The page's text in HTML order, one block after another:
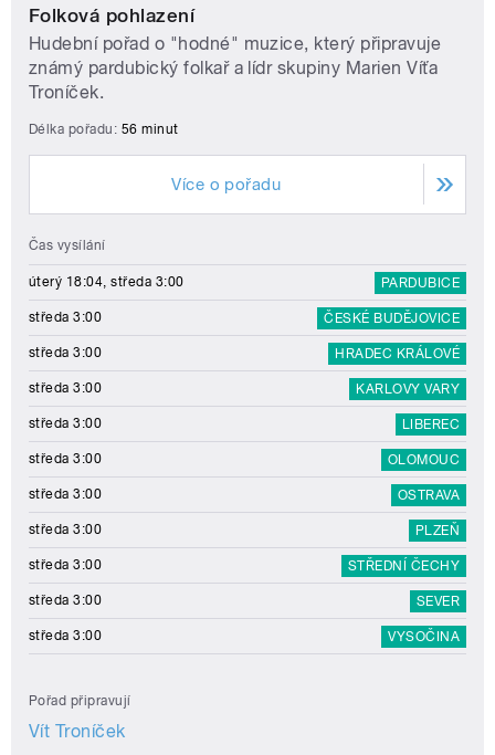
Folková pohlazení
Hudební pořad o "hodné" muzice, který připravuje
známý pardubický folkař a lídr skupiny Marien Víťa
Troníček.
Délka pořadu: 56 minut
Více o pořadu
Čas vysílání
úterý 18:04, středa 3:00 PARDUBICE
středa 3:00 ČESKÉ BUDĚJOVICE
středa 3:00 HRADEC KRÁLOVÉ
středa 3:00 KARLOVY VARY
středa 3:00 LIBEREC
středa 3:00 OLOMOUC
středa 3:00 OSTRAVA
středa 3:00 PLZEŇ
středa 3:00 STŘEDNÍ ČECHY
středa 3:00 SEVER
středa 3:00 VYSOČINA
Pořad připravují
Vít Troníček